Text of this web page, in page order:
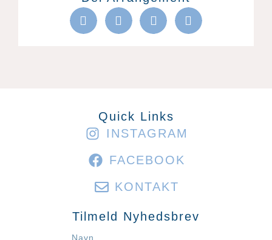
Quick Links
INSTAGRAM
FACEBOOK
KONTAKT
Tilmeld Nyhedsbrev